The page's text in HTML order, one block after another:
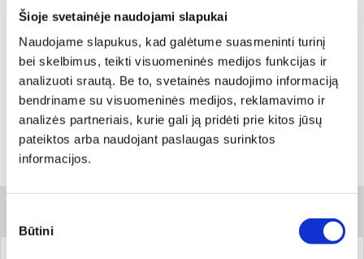
Šioje svetainėje naudojami slapukai
Naudojame slapukus, kad galėtume suasmeninti turinį
bei skelbimus, teikti visuomeninės medijos funkcijas ir
analizuoti srautą. Be to, svetainės naudojimo informaciją
bendriname su visuomeninės medijos, reklamavimo ir
analizės partneriais, kurie gali ją pridėti prie kitos jūsų
pateiktos arba naudojant paslaugas surinktos
informacijos.
pasirinkimas
Būtini
Rodyti artimiausią parduotuvę
+370 694 91387
Variantai